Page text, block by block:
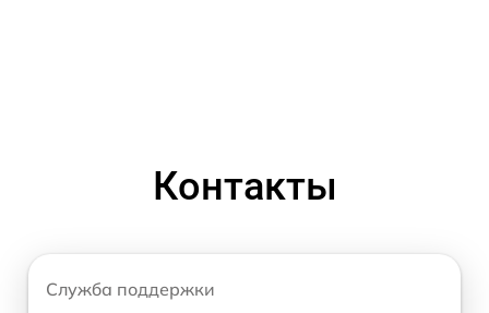
Контакты
Служба поддержки